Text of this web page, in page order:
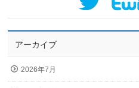
アーカイブ
2026年7月